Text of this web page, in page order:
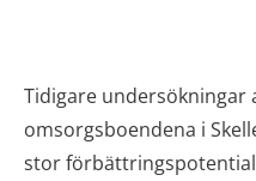
Tidigare undersökningar
omsorgsboendena i
stor